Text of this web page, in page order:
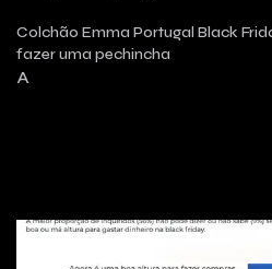
Colchão Emma Portugal Black
fazer uma pechincha
A